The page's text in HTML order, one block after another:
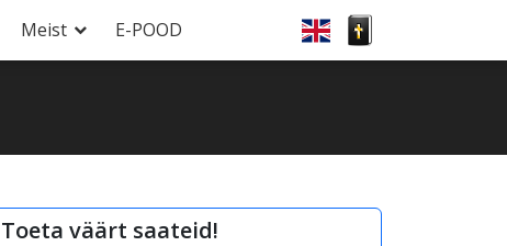
Meist E-POOD
Toeta väärt saateid!